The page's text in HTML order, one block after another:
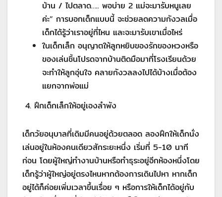
บ้าน / ไปตลาด….. พอบ่าย 2 แม่จะมารับหนูเลย
ค่ะ” การบอกเด็กแบบนี้ จะช่วยลดความกังวลเมื่อ
เด็กได้รู้ว่าเราอยู่ที่ไหน และจะมารับเขาเมื่อไหร่
ในเด็กเล็ก อนุญาตให้ลูกหยิบของรักของหวงหรือ
ของเล่นชิ้นโปรดจากบ้านติดมือมาที่โรงเรียนด้วย
จะทำให้ลูกอุ่นใจ คลายกังวลลงไปได้บ้างเมื่อต้อง
แยกจากพ่อแม่
4. ฝึกเด็กเล็กให้อยู่เองลำพัง
เด็กวัยอนุบาลที่เดิมมีคนอยู่ด้วยตลอด ลองฝึกให้เด็กนั่ง
เล่นอยู่ในห้องคนเดียวสักระยะหนึ่ง เริ่มที่ 5-10 นาที
ก่อน โดยผู้ใหญ่ทำงานบ้านหรือทำธุระอยู่อีกห้องหนึ่งโดย
เด็กรู้ว่าผู้ใหญ่อยู่ตรงไหนหากต้องการเดินไปหา หากเด็ก
อยู่ได้ก็ค่อยเพิ่มเวลาขึ้นเรื่อย ๆ หรือการให้เด็กได้อยู่กับ